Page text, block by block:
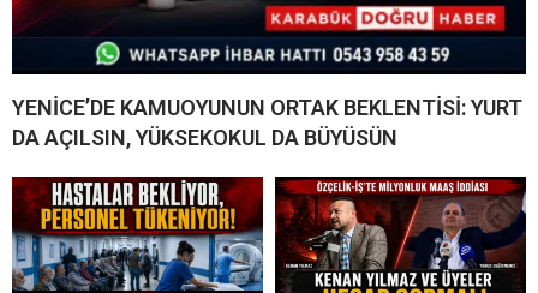
YENİCE’DE KAMUOYUNUN ORTAK BEKLENTİSİ: YURT
DA AÇILSIN, YÜKSEKOKUL DA BÜYÜSÜN